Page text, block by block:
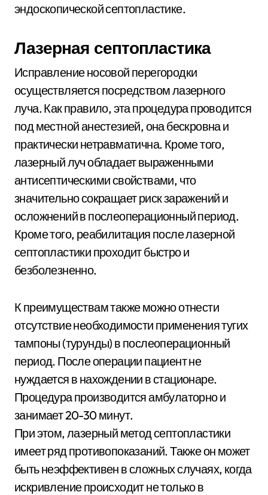
эндоскопической септопластике.
Лазерная септопластика
Исправление носовой перегородки
осуществляется посредством лазерного
луча. Как правило, эта процедура проводится
под местной анестезией, она бескровна и
практически нетравматична. Кроме того,
лазерный луч обладает выраженными
антисептическими свойствами, что
значительно сокращает риск заражений и
осложнений в послеоперационный период.
Кроме того, реабилитация после лазерной
септопластики проходит быстро и
безболезненно.
К преимуществам также можно отнести
отсутствие необходимости применения тугих
тампоны (турунды) в послеоперационный
период. После операции пациент не
нуждается в нахождении в стационаре.
Процедура производится амбулаторно и
занимает 20-30 минут.
При этом, лазерный метод септопластики
имеет ряд противопоказаний. Также он может
быть неэффективен в сложных случаях, когда
искривление происходит не только в